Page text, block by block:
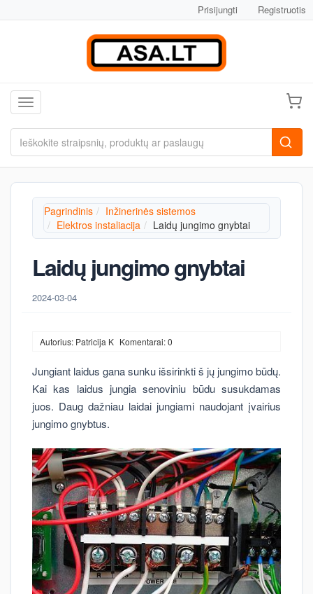
Prisijungti Registruotis
Toggle navigation
Pagrindinis
Inžinerinės sistemos
Elektros instaliacija
Laidų jungimo gnybtai
Laidų jungimo gnybtai
2024-03-04
Autorius: Patricija K Komentarai: 0
Jungiant laidus gana sunku išsirinkti š jų jungimo būdų.
Kai kas laidus jungia senoviniu būdu susukdamas
juos. Daug dažniau laidai jungiami naudojant įvairius
jungimo gnybtus.